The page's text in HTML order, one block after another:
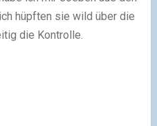
hüpften sie wild über die
die Kontrolle.